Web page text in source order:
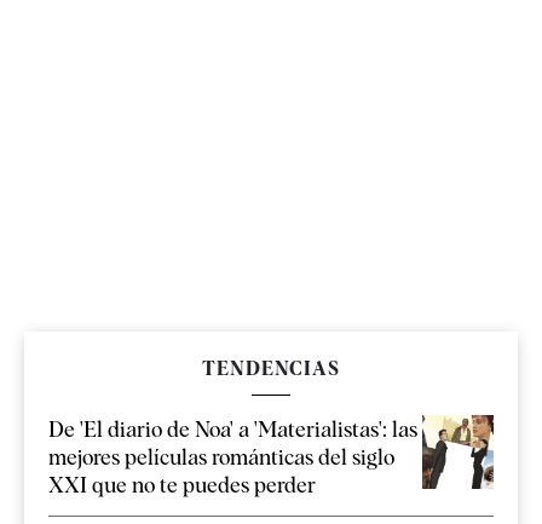
TENDENCIAS
De 'El diario de Noa' a 'Materialistas': las
mejores películas románticas del siglo
XXI que no te puedes perder